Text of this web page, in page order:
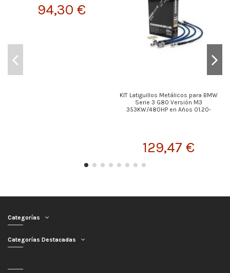
94,30 €
KIT Latiguillos Metálicos para BMW
Serie 3 G80 Versión M3
353KW/480HP en Años 01.20-
129,47 €
Categorías
Categorías Destacadas